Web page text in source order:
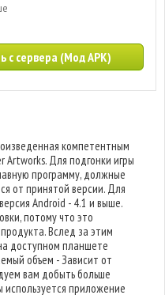
с сервера (Мод APK)
компетентным
Для подгонки игры
программу, должные
от принятой версии. Для
Android - 4.1 и выше.
потому что это
Вслед за этим
доступном планшете
объем - Зависит от
вам добыть больше
используется приложение